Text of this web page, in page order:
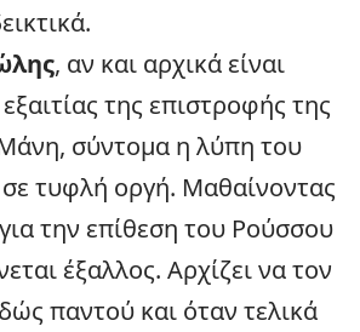
, αν και αρχικά είναι
της επιστροφής της
σύντομα η λύπη του
σε τυφλή οργή. Μαθαίνοντας
την επίθεση του Ρούσσου
έξαλλος. Αρχίζει να τον
παντού και όταν τελικά